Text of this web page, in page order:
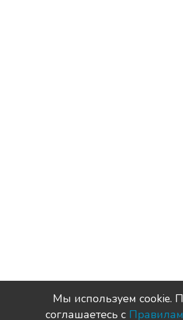
Мы используем сookie.
соглашаетесь с